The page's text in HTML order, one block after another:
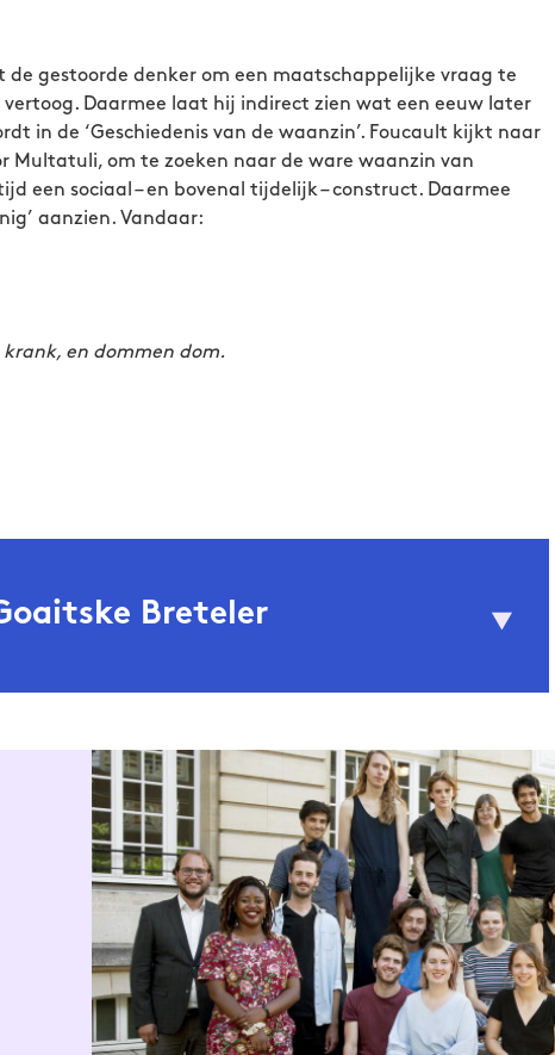
denker om een maatschappelijke vraag te
Daarmee laat hij indirect zien wat een eeuw later
in de ‘Geschiedenis van de waanzin’. Foucault kijkt naar
Multatuli, om te zoeken naar de ware waanzin van
een sociaal – en bovenal tijdelijk – construct. Daarmee
aanzien. Vandaar:
en dommen dom.
Breteler
en Publieksgeschiedenis in Amsterdam
terug naar haar geboortegrond. In al haar werk
centraal. In 2018 verscheen haar non-
AUP). Ze schrijft columns en redactionele
en oud en maakt tentoonstellingen.